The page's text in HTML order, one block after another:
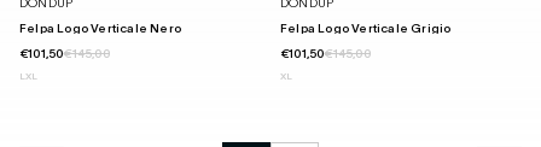
Felpa Logo Verticale Nero
€101,50€145,00
LXL
Felpa Logo Verticale Grigio
€101,50€145,00
XL